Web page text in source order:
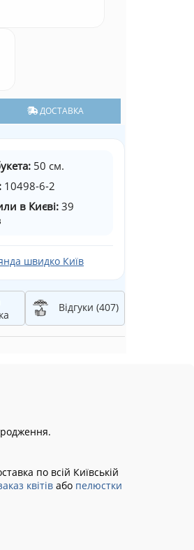
ДОСТАВКА
50 см.
10498-6-2
в Києві: 39
швидко Київ
Відгуки (407)
по всій Київській
квітівабо пелюстки